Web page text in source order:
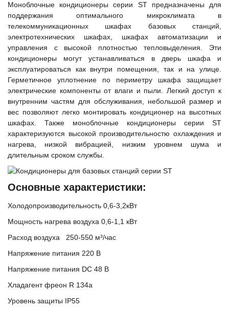
масштабируемым временем автономной работы в
Оборудование связи и решения для электрических
подстанций
Кабели для промышленных сетей в новом каталоге ANC
Моноблочные кондиционеры серии ST предназначены для
поддержания оптимального микроклимата в
телекоммуникационных шкафах базовых станций,
электротехнических шкафах, шкафах автоматизации и
управления с высокой плотностью тепловыделения. Эти
кондиционеры могут устанавливаться в дверь шкафа и
эксплуатироваться как внутри помещения, так и на улице.
Герметичное уплотнение по периметру шкафа защищает
электрические компоненты от влаги и пыли. Легкий доступ к
внутренним частям для обслуживания, небольшой размер и
вес позволяют легко монтировать кондиционер на высотных
шкафах. Также моноблочные кондиционеры серии ST
характеризуются высокой производительностю охлаждения и
нагрева, низкой вибрацией, низким уровнем шума и
длительным сроком службы.
Основные характеристики:
Холодопроизводительность 0,6-3,2кВт
Мощность нагрева воздуха 0,6-1,1 кВт
Расход воздуха 250-550 м³/час
Напряжение питания 220 В
Напряжение питания DC 48 В
Хладагент фреон R 134a
Уровень защиты IP55